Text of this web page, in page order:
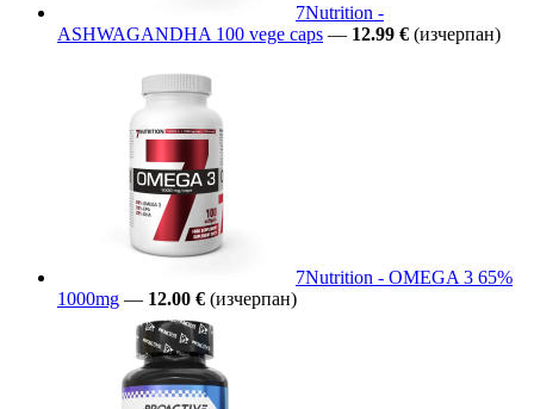
7Nutrition -
ASHWAGANDHA 100 vege caps — 12.99 € (изчерпан)
7Nutrition - OMEGA 3 65%
1000mg — 12.00 € (изчерпан)